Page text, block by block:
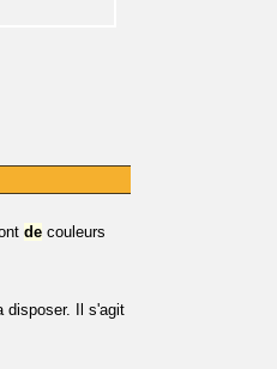
de couleurs
disposer. Il s'agit